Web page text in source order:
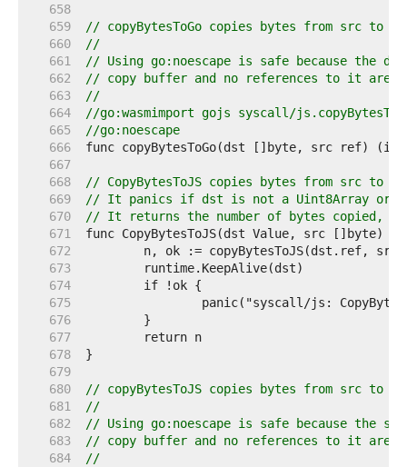
   658
   659
// copyBytesToGo copies bytes from src to
   660
//
   661
// Using go:noescape is safe because the
   662
// copy buffer and no references to it are
   663
//
   664
//go:wasmimport gojs syscall/
   665
//go:noescape
   666
   667
   668
// CopyBytesToJS copies bytes from src to
   669
// It panics if dst is not a Uint8Array or
   670
// It returns the number of bytes copied,
   671
   672
   673
   674
   675
   676
   677
   678
   679
   680
// copyBytesToJS copies bytes from src to
   681
//
   682
// Using go:noescape is safe because the
   683
// copy buffer and no references to it are
   684
//